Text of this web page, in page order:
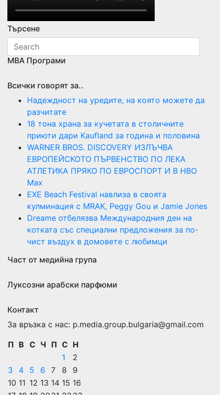
Търсене
МВА Програми
Всички говорят за..
Надеждност на уредите, на която можете да
разчитате
18 тона храна за кучетата в столичните
приюти дари Kaufland за година и половина
WARNER BROS. DISCOVERY ИЗЛЪЧВА
ЕВРОПЕЙСКОТО ПЪРВЕНСТВО ПО ЛЕКА
АТЛЕТИКА ПРЯКО ПО ЕВРОСПОРТ И В НВО
Мах
EXE Beach Festival навлиза в своята
кулминация с MRAK, Peggy Gou и Jamie Jones
Dreame отбелязва Международния ден на
котката със специални предложения за по-
чист въздух в домовете с любимци
Част от медийна група
Луксозни арабски парфюми
Контакт
За връзка с нас: p.media.group.bulgaria@gmail.com
П В С Ч П С Н
1
2
3
4 5 6 7 8
9
10 11 12 13 14 15 16